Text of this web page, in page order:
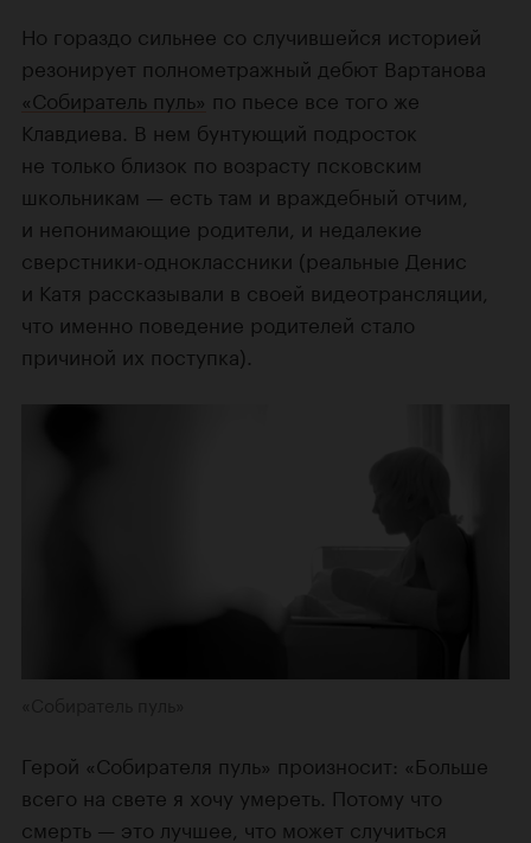
Но гораздо сильнее со случившейся историей
резонирует полнометражный дебют Вартанова
«Собиратель пуль» по пьесе все того же
Клавдиева. В нем бунтующий подросток
не только близок по возрасту псковским
школьникам — есть там и враждебный отчим,
и непонимающие родители, и недалекие
сверстники-одноклассники (реальные Денис
и Катя рассказывали в своей видеотрансляции,
что именно поведение родителей стало
причиной их поступка).
Герой «Собирателя пуль» произносит: «Больше
всего на свете я хочу умереть. Потому что
смерть — это лучшее, что может случиться